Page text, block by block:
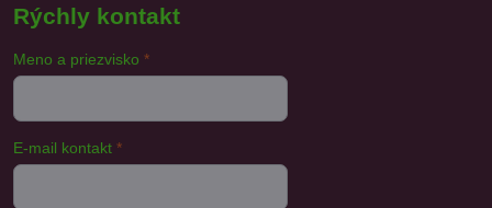
Rýchly kontakt
Meno a priezvisko *
E-mail kontakt *